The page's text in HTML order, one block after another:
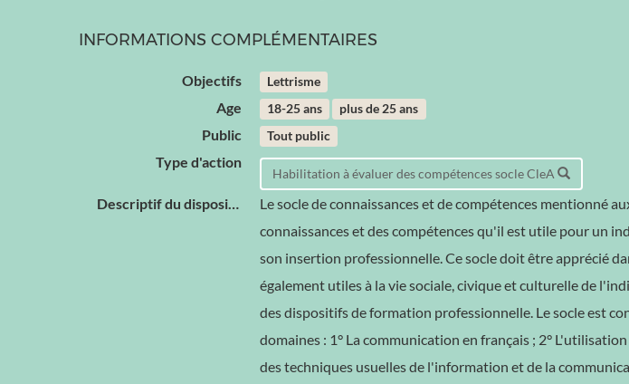
INFORMATIONS COMPLÉMENTAIRES
Objectifs Lettrisme
Age 18-25 ans plus de 25 ans
Public Tout public
Type d'action
Habilitation à évaluer des compétences socle CleA
Descriptif du dispositif
Le socle de connaissances et de compétences mentionné
connaissances et des compétences qu'il est utile pour un
son insertion professionnelle. Ce socle doit être apprécié
également utiles à la vie sociale, civique et culturelle de
des dispositifs de formation professionnelle. Le socle est
domaines : 1° La communication en français ; 2°
des techniques usuelles de l'information et de la